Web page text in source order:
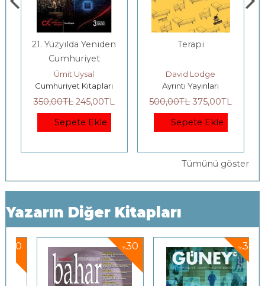
21. Yüzyılda Yeniden
Cumhuriyet
Ümit Uysal
Cumhuriyet Kitapları
350,00TL 245,00TL
Sepete Ekle
Terapi
David Lodge
Ayrıntı Yayınları
500,00TL 375,00TL
Sepete Ekle
Tümünü göster
Yazarın Diğer Kitapları
%30 %30